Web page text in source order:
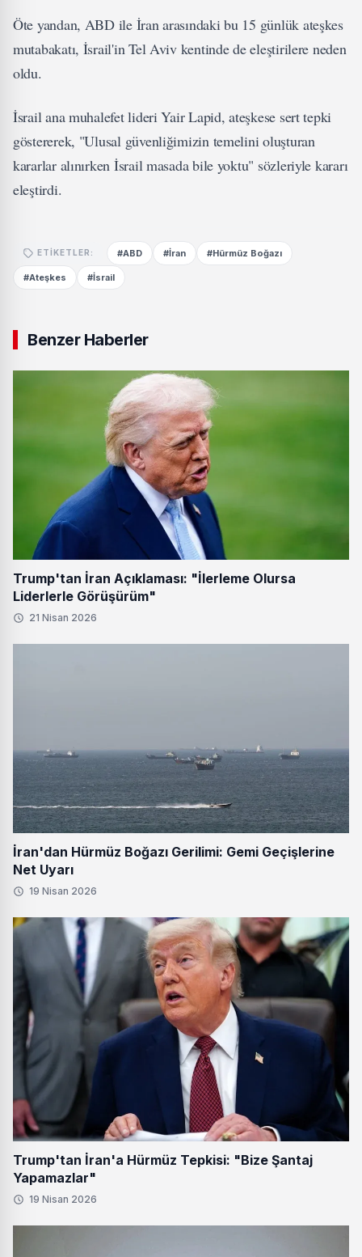
Öte yandan, ABD ile İran arasındaki bu 15 günlük ateşkes
mutabakatı, İsrail'in Tel Aviv kentinde de eleştirilere neden
oldu.
İsrail ana muhalefet lideri Yair Lapid, ateşkese sert tepki
göstererek, "Ulusal güvenliğimizin temelini oluşturan
kararlar alınırken İsrail masada bile yoktu" sözleriyle kararı
eleştirdi.
ETIKETLER: #ABD #İran #Hürmüz Boğazı
#Ateşkes #İsrail
Benzer Haberler
Trump'tan İran Açıklaması: "İlerleme Olursa
Liderlerle Görüşürüm"
21 Nisan 2026
İran'dan Hürmüz Boğazı Gerilimi: Gemi Geçişlerine
Net Uyarı
19 Nisan 2026
Trump'tan İran'a Hürmüz Tepkisi: "Bize Şantaj
Yapamazlar"
19 Nisan 2026